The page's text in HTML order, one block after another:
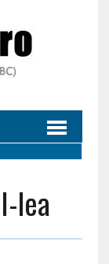
lea